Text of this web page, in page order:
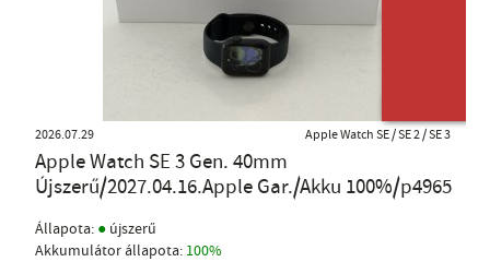
2026.07.29 Apple Watch SE / SE 2 / SE 3
Apple Watch SE 3 Gen. 40mm
Újszerű/2027.04.16.Apple Gar./Akku 100%/p4965
Állapota: ● újszerű
Akkumulátor állapota: 100%